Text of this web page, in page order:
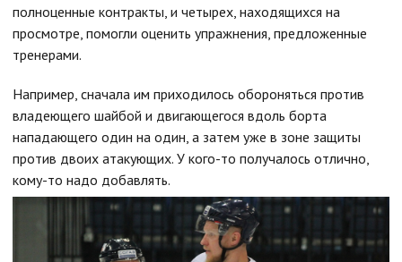
полноценные контракты, и четырех, находящихся на
просмотре, помогли оценить упражнения, предложенные
тренерами.
Например, сначала им приходилось обороняться против
владеющего шайбой и двигающегося вдоль борта
нападающего один на один, а затем уже в зоне защиты
против двоих атакующих. У кого-то получалось отлично,
кому-то надо добавлять.